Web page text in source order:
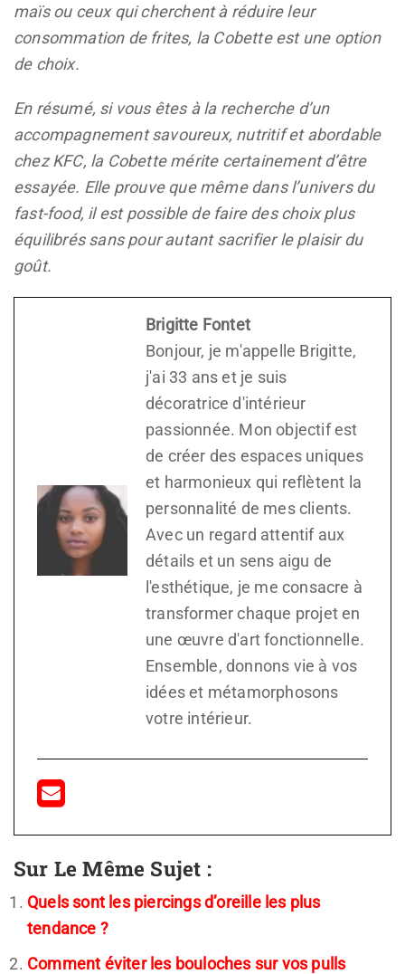
maïs ou ceux qui cherchent à réduire leur
consommation de frites, la Cobette est une option
de choix.
En résumé, si vous êtes à la recherche d’un
accompagnement savoureux, nutritif et abordable
chez KFC, la Cobette mérite certainement d’être
essayée. Elle prouve que même dans l’univers du
fast-food, il est possible de faire des choix plus
équilibrés sans pour autant sacrifier le plaisir du
goût.
Brigitte Fontet
Bonjour, je m'appelle Brigitte,
j'ai 33 ans et je suis
décoratrice d'intérieur
passionnée. Mon objectif est
de créer des espaces uniques
et harmonieux qui reflètent la
personnalité de mes clients.
Avec un regard attentif aux
détails et un sens aigu de
l'esthétique, je me consacre à
transformer chaque projet en
une œuvre d'art fonctionnelle.
Ensemble, donnons vie à vos
idées et métamorphosons
votre intérieur.
Sur Le Même Sujet :
Quels sont les piercings d’oreille les plus
tendance ?
Comment éviter les bouloches sur vos pulls